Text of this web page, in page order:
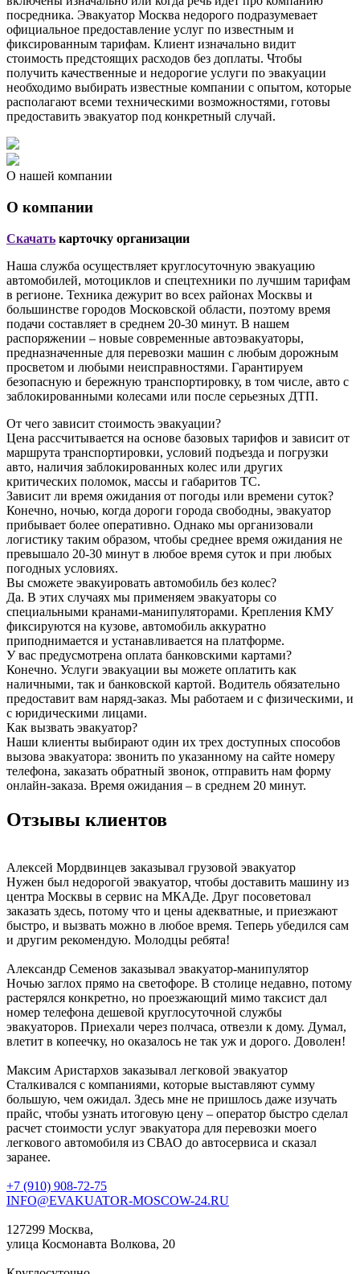
посредника. Эвакуатор Москва недорого подразумевает
официальное предоставление услуг по известным и
фиксированным тарифам. Клиент изначально видит
стоимость предстоящих расходов без доплаты. Чтобы
получить качественные и недорогие услуги по эвакуации
необходимо выбирать известные компании с опытом, которые
располагают всеми техническими возможностями, готовы
предоставить эвакуатор под конкретный случай.
О нашей компании
О компании
Скачать карточку организации
Наша служба осуществляет круглосуточную эвакуацию
автомобилей, мотоциклов и спецтехники по лучшим тарифам
в регионе. Техника дежурит во всех районах Москвы и
большинстве городов Московской области, поэтому время
подачи составляет в среднем 20-30 минут. В нашем
распоряжении – новые современные автоэвакуаторы,
предназначенные для перевозки машин с любым дорожным
просветом и любыми неисправностями. Гарантируем
безопасную и бережную транспортировку, в том числе, авто с
заблокированными колесами или после серьезных ДТП.
От чего зависит стоимость эвакуации?
Цена рассчитывается на основе базовых тарифов и зависит от
маршрута транспортировки, условий подъезда и погрузки
авто, наличия заблокированных колес или других
критических поломок, массы и габаритов ТС.
Зависит ли время ожидания от погоды или времени суток?
Конечно, ночью, когда дороги города свободны, эвакуатор
прибывает более оперативно. Однако мы организовали
логистику таким образом, чтобы среднее время ожидания не
превышало 20-30 минут в любое время суток и при любых
погодных условиях.
Вы сможете эвакуировать автомобиль без колес?
Да. В этих случаях мы применяем эвакуаторы со
специальными кранами-манипуляторами. Крепления КМУ
фиксируются на кузове, автомобиль аккуратно
приподнимается и устанавливается на платформе.
У вас предусмотрена оплата банковскими картами?
Конечно. Услуги эвакуации вы можете оплатить как
наличными, так и банковской картой. Водитель обязательно
предоставит вам наряд-заказ. Мы работаем и с физическими, и
с юридическими лицами.
Как вызвать эвакуатор?
Наши клиенты выбирают один их трех доступных способов
вызова эвакуатора: звонить по указанному на сайте номеру
телефона, заказать обратный звонок, отправить нам форму
онлайн-заказа. Время ожидания – в среднем 20 минут.
Отзывы клиентов
Алексей Мордвинцев заказывал грузовой эвакуатор
Нужен был недорогой эвакуатор, чтобы доставить машину из
центра Москвы в сервис на МКАДе. Друг посоветовал
заказать здесь, потому что и цены адекватные, и приезжают
быстро, и вызвать можно в любое время. Теперь убедился сам
и другим рекомендую. Молодцы ребята!
Александр Семенов заказывал эвакуатор-манипулятор
Ночью заглох прямо на светофоре. В столице недавно, потому
растерялся конкретно, но проезжающий мимо таксист дал
номер телефона дешевой круглосуточной службы
эвакуаторов. Приехали через полчаса, отвезли к дому. Думал,
влетит в копеечку, но оказалось не так уж и дорого. Доволен!
Максим Аристархов заказывал легковой эвакуатор
Сталкивался с компаниями, которые выставляют сумму
большую, чем ожидал. Здесь мне не пришлось даже изучать
прайс, чтобы узнать итоговую цену – оператор быстро сделал
расчет стоимости услуг эвакуатора для перевозки моего
легкового автомобиля из СВАО до автосервиса и сказал
заранее.
+7 (910) 908-72-75
INFO@EVAKUATOR-MOSCOW-24.RU
127299 Москва,
улица Космонавта Волкова, 20